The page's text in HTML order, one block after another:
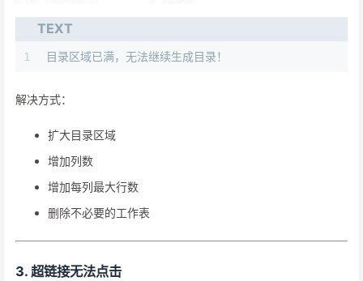
TEXT
1 目录区域已满，无法继续生成目录！
解决方式：
扩大目录区域
增加列数
增加每列最大行数
删除不必要的工作表
3. 超链接无法点击